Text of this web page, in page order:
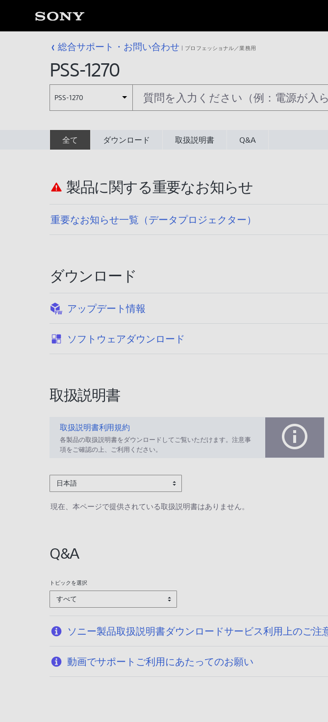
総合サポート・お問い合わせ プロフェッショナル／業務用
PSS-1270
PSS-1270
全て ダウンロード 取扱説明書 Q&A
製品に関する重要なお知らせ
重要なお知らせ一覧（データプロジェクター）
ダウンロード
アップデート情報
ソフトウェアダウンロード
取扱説明書
取扱説明書利用規約
各製品の取扱説明書をダウンロードしてご覧いただけます。注意事
項をご確認の上、ご利用ください。
日本語
現在、本ページで提供されている取扱説明書はありません。
Q&A
トピックを選択
すべて
ソニー製品取扱説明書ダウンロードサービス利用上のご注
動画でサポートご利用にあたってのお願い